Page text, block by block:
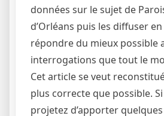
données sur le sujet de
d’Orléans puis les diffuser
répondre du mieux possible
interrogations que tout le
Cet article se veut
plus correcte que possible.
projetez d’apporter